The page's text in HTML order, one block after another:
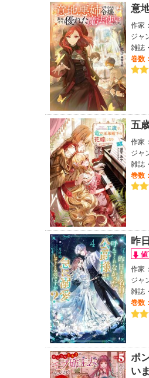
意
作家：
ジャ
雑誌
巻数：
五
作家：
ジャ
雑誌
巻数：
昨
作家：
ジャ
雑誌
巻数：
ポ
い